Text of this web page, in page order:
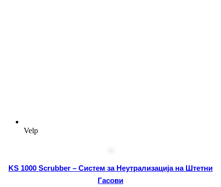
Velp
KS 1000 Scrubber – Систем за Неутрализација на Штетни
Гасови